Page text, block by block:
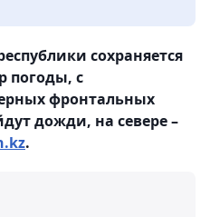
сохраняется
погоды, с
фронтальных
дожди, на севере –
.